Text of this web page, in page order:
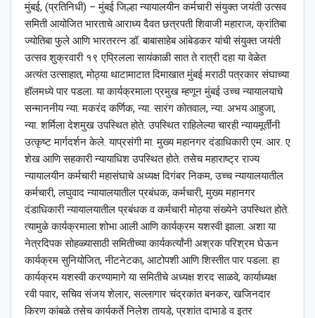
मुंबई, (प्रतिनिधी) – मुंबई जिल्हा न्यायालयीन कर्मचारी संयुक्त जयंती उत्सव
समिती आयोजित भारताचे आराध्य दैवत छत्रपती शिवाजी महाराज, क्रांतिबा
ज्योतिबा फुले आणि भारतरत्न डॉ. बाबासाहेब आंबेडकर यांची संयुक्त जयंती
उत्सव शुक्रवारी १९ एप्रिलला सायंकाळी सात ते रात्री दहा या वेळेत
अत्यंत उत्साहात, मोठ्या थाटामाटात दिमाखात मुंबई मराठी पत्रकार संघाच्या
हॉलमध्ये पार पडला. या कार्यक्रमाला प्रमुख म्हणून मुंबई उच्च न्यायालयाचे
सन्माननीय न्या. मकरंद कर्णिक, न्या. सारंग कोतवाल, न्या. अभय आहुजा,
न्या. शर्मिला देशमुख उपस्थित होते. उपस्थित राहिलेल्या चारही न्यायमूर्तींनी
उत्कृष्ट मार्गदर्शन केले. याप्रसंगी मा. मुख्य महानगर दंडाधिकारी एम. आर. ए
शेख आणि सहकारी न्यायाधिश उपस्थित होते. तसेच महाराष्ट्र राज्य
न्यायालयीन कर्मचारी महासंघाचे अध्यक्ष दिगंबर निकम, उच्च न्यायालयातील
कर्मचारी, लघुवाद न्यायालयातील प्रबंधक, कर्मचारी, मुख्य महानगर
दंडाधिकारी न्यायालयातील प्रबंधक व कर्मचारी मोठ्या संख्येने उपस्थित होते.
त्यामुळे कार्यक्रमाला शोभा आली आणि कार्यक्रम यशस्वी झाला. अशा या
नेत्रदिपक सोहळ्यासाठी समितीच्या कार्यकर्त्यांनी अश्रक परिश्रम घेऊन
कार्यक्रम सुनियोजित, नीटनेटका, आटोपशी आणि शिस्तीत पार पडला. हा
कार्यक्रम यशस्वी करण्यामागे या समितीचे अध्यक्ष शरद साळवे, कार्याध्यक्ष
रवी पवार, सचिव संजय शेलार, सल्लागार चंद्रकांत बनकर, खजिनदार
किरण कांबळे तसेच कार्यकर्ते निलेश तायडे, प्रशांत दाभाडे व इतर